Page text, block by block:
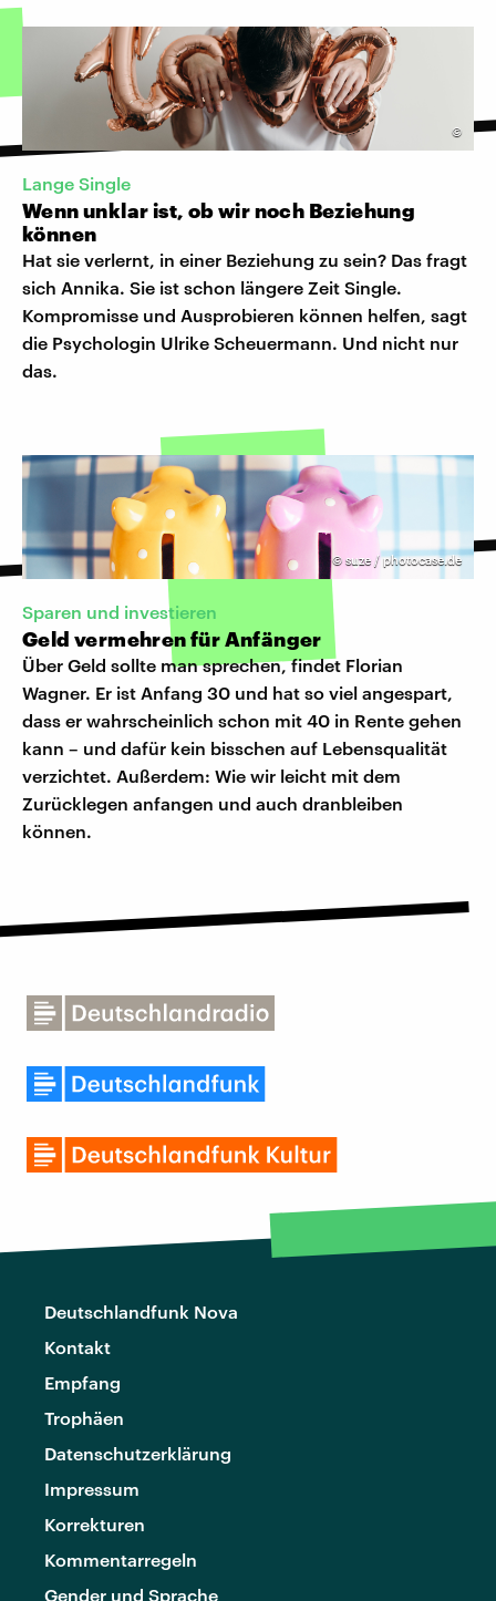
©
Lange Single
Wenn unklar ist, ob wir noch Beziehung
können
Hat sie verlernt, in einer Beziehung zu sein? Das fragt
sich Annika. Sie ist schon längere Zeit Single.
Kompromisse und Ausprobieren können helfen, sagt
die Psychologin Ulrike Scheuermann. Und nicht nur
das.
© suze / photocase.de
Sparen und investieren
Geld vermehren für Anfänger
Über Geld sollte man sprechen, findet Florian
Wagner. Er ist Anfang 30 und hat so viel angespart,
dass er wahrscheinlich schon mit 40 in Rente gehen
kann – und dafür kein bisschen auf Lebensqualität
verzichtet. Außerdem: Wie wir leicht mit dem
Zurücklegen anfangen und auch dranbleiben
können.
Deutschlandfunk Nova
Kontakt
Empfang
Trophäen
Datenschutzerklärung
Impressum
Korrekturen
Kommentarregeln
Gender und Sprache